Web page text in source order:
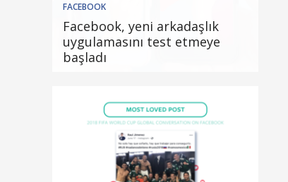
FACEBOOK
Facebook, yeni arkadaşlık
uygulamasını test etmeye
başladı